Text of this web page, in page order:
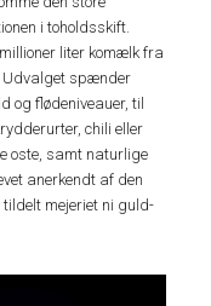
i toholdsskift.
liter komælk fra
Udvalget spænder
og flødeniveauer, til
chili eller
oste, samt naturlige
anerkendt af den
mejeriet ni guld-